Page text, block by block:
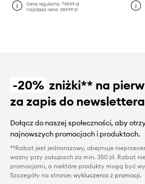
Cena regularna:739,99 zł
Najniższa cena:359,99 zł
-20% zniżki** na
za zapis do
Dołącz do naszej społeczności, aby
najnowszych promocjach i produktach.
**Rabat jest jednorazowy, obejmuje
ważny przy zakupach za min. 350 zł. Rabat
promocjami, a niektóre produkty mogą być
Szczegóły na stronie: wykluczenia z promocji.